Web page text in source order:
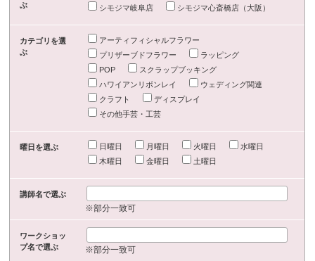
ぶ
シモジマ岐阜店
シモジマ心斎橋店（大阪）
カテゴリを選
ぶ
アーティフィシャルフラワー
プリザーブドフラワー
ラッピング
POP
スクラップブッキング
ハワイアンリボンレイ
ウェディング関連
クラフト
ディスプレイ
その他手芸・工芸
曜日を選ぶ 日曜日 月曜日 火曜日
水曜日
木曜日
金曜日 土曜日
講師名で選ぶ
※部分一致可
ワークショッ
プ名で選ぶ
※部分一致可